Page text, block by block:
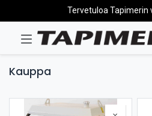
Tervetuloa Tapimerin
Kauppa